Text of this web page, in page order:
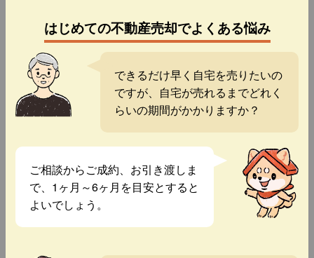
はじめての不動産売却でよくある悩み
できるだけ早く自宅を売りたいの
ですが、自宅が売れるまでどれく
らいの期間がかかりますか？
ご相談からご成約、お引き渡しま
で、1ヶ月～6ヶ月を目安とすると
よいでしょう。